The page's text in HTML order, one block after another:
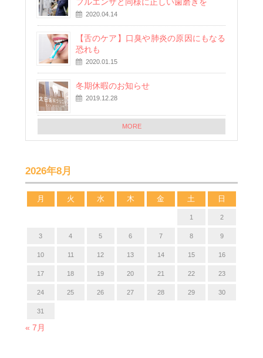
2020.04.14
【舌のケア】口臭や肺炎の原因にもなる
恐れも
2020.01.15
冬期休暇のお知らせ
2019.12.28
MORE
2026年8月
月 火 水 木 金 土 日
1 2
3 4 5 6 7 8 9
10 11 12 13 14 15 16
17 18 19 20 21 22 23
24 25 26 27 28 29 30
31
« 7月